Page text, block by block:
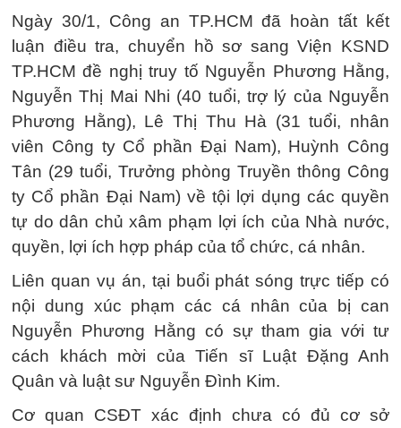
Ngày 30/1, Công an TP.HCM đã hoàn tất kết
luận điều tra, chuyển hồ sơ sang Viện KSND
TP.HCM đề nghị truy tố Nguyễn Phương Hằng,
Nguyễn Thị Mai Nhi (40 tuổi, trợ lý của Nguyễn
Phương Hằng), Lê Thị Thu Hà (31 tuổi, nhân
viên Công ty Cổ phần Đại Nam), Huỳnh Công
Tân (29 tuổi, Trưởng phòng Truyền thông Công
ty Cổ phần Đại Nam) về tội lợi dụng các quyền
tự do dân chủ xâm phạm lợi ích của Nhà nước,
quyền, lợi ích hợp pháp của tổ chức, cá nhân.
Liên quan vụ án, tại buổi phát sóng trực tiếp có
nội dung xúc phạm các cá nhân của bị can
Nguyễn Phương Hằng có sự tham gia với tư
cách khách mời của Tiến sĩ Luật Đặng Anh
Quân và luật sư Nguyễn Đình Kim.
Cơ quan CSĐT xác định chưa có đủ cơ sở